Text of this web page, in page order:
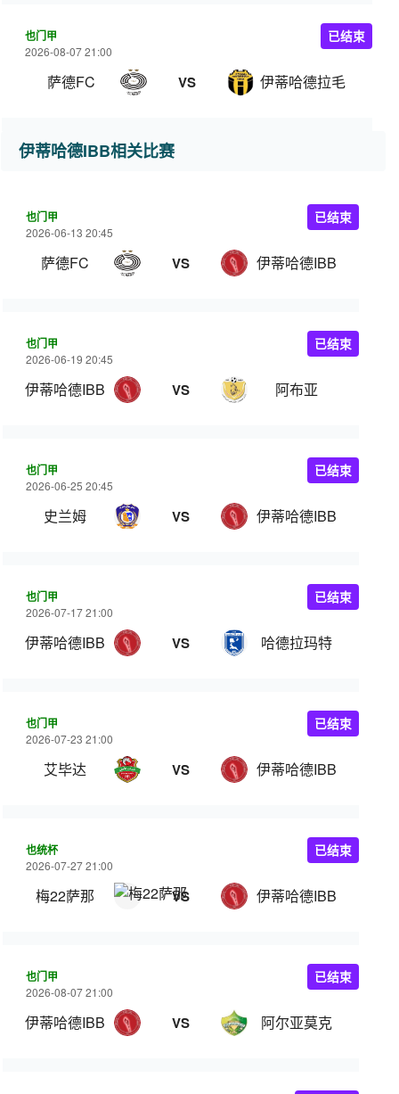
也门甲
2026-08-07 21:00
萨德FC VS 伊蒂哈德拉毛
已结束
伊蒂哈德IBB相关比赛
也门甲
2026-06-13 20:45
萨德FC VS 伊蒂哈德IBB
已结束
也门甲
2026-06-19 20:45
伊蒂哈德IBB VS 阿布亚
已结束
也门甲
2026-06-25 20:45
史兰姆 VS 伊蒂哈德IBB
已结束
也门甲
2026-07-17 21:00
伊蒂哈德IBB VS 哈德拉玛特
已结束
也门甲
2026-07-23 21:00
艾毕达 VS 伊蒂哈德IBB
已结束
也统杯
2026-07-27 21:00
梅22萨那 VS 伊蒂哈德IBB
已结束
也门甲
2026-08-07 21:00
伊蒂哈德IBB VS 阿尔亚莫克
已结束